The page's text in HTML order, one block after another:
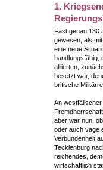
1.
Fast genau 130
gewesen, als
eine neue
handlungsfähig,
alliierten,
besetzt war,
britische
An
aber war nun,
oder auch vage
Verbundenheit
Tecklenburg
reichendes,
wirtschaftlich